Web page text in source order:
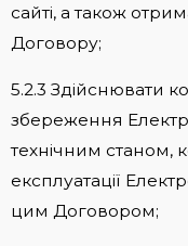
сайті, а також
Договору;
5.2.3 Здійснювати
збереження
технічним станом,
експлуатації
цим Договором;